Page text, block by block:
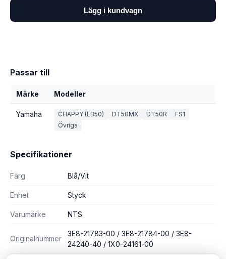
Lägg i kundvagn
Passar till
Märke Modeller
Yamaha CHAPPY (LB50) DT50MX DT50R
FS1
Övriga
Specifikationer
Färg Blå/Vit
Enhet Styck
Varumärke NTS
Originalnummer
3E8-21783-00 / 3E8-21784-00 / 3E8-
24240-40 / 1X0-24161-00